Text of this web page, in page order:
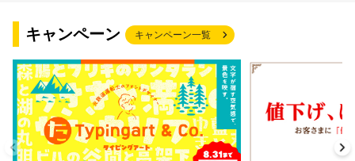
キャンペーン キャンペーン一覧